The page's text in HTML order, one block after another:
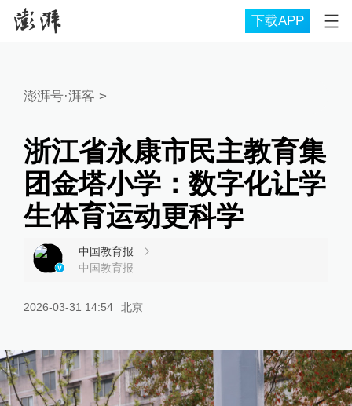
下载APP
澎湃号·湃客 >
浙江省永康市民主教育集
团金塔小学：数字化让学
生体育运动更科学
中国教育报
中国教育报
2026-03-31 14:54 北京